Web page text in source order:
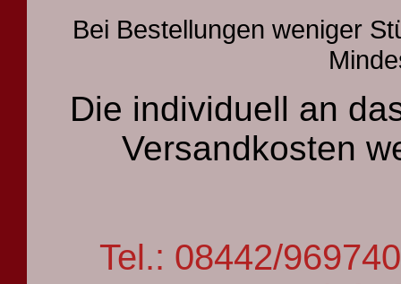
Bei Bestellungen weniger
Die individuell an
Versandkosten
Tel.: 08442/